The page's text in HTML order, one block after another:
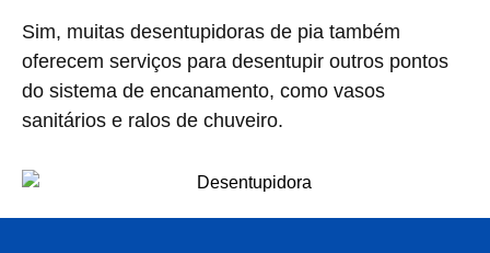
Sim, muitas desentupidoras de pia também
oferecem serviços para desentupir outros pontos
do sistema de encanamento, como vasos
sanitários e ralos de chuveiro.